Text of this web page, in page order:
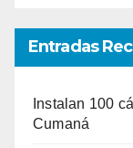
Entradas
Instalan 100
Cumaná